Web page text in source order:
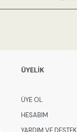
ÜYELİK
ÜYE OL
HESABIM
YARDIM VE DESTEK